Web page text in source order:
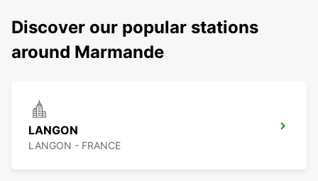
Discover our popular stations
around Marmande
LANGON
LANGON - FRANCE